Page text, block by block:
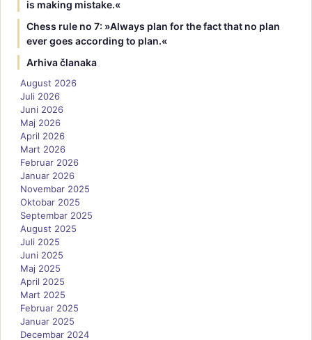
is making mistake.«
Chess rule no 7: »Always plan for the fact that no plan
ever goes according to plan.«
Arhiva članaka
August 2026
Juli 2026
Juni 2026
Maj 2026
April 2026
Mart 2026
Februar 2026
Januar 2026
Novembar 2025
Oktobar 2025
Septembar 2025
August 2025
Juli 2025
Juni 2025
Maj 2025
April 2025
Mart 2025
Februar 2025
Januar 2025
Decembar 2024